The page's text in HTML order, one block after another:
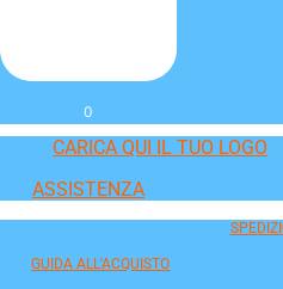
0
CARICA QUI IL TUO LOGO
ASSISTENZA
GUIDA ALL'ACQUISTO